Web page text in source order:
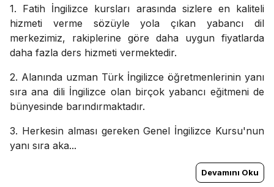
1. Fatih İngilizce kursları arasında sizlere en kaliteli
hizmeti verme sözüyle yola çıkan yabancı dil
merkezimiz, rakiplerine göre daha uygun fiyatlarda
daha fazla ders hizmeti vermektedir.
2. Alanında uzman Türk İngilizce öğretmenlerinin yanı
sıra ana dili İngilizce olan birçok yabancı eğitmeni de
bünyesinde barındırmaktadır.
3. Herkesin alması gereken Genel İngilizce Kursu'nun
yanı sıra aka...
Devamını Oku